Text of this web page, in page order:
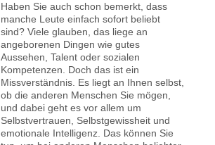
Haben Sie auch schon bemerkt, dass
manche Leute einfach sofort beliebt
sind? Viele glauben, das liege an
angeborenen Dingen wie gutes
Aussehen, Talent oder sozialen
Kompetenzen. Doch das ist ein
Missverständnis. Es liegt an Ihnen selbst,
ob die anderen Menschen Sie mögen,
und dabei geht es vor allem um
Selbstvertrauen, Selbstgewissheit und
emotionale Intelligenz. Das können Sie